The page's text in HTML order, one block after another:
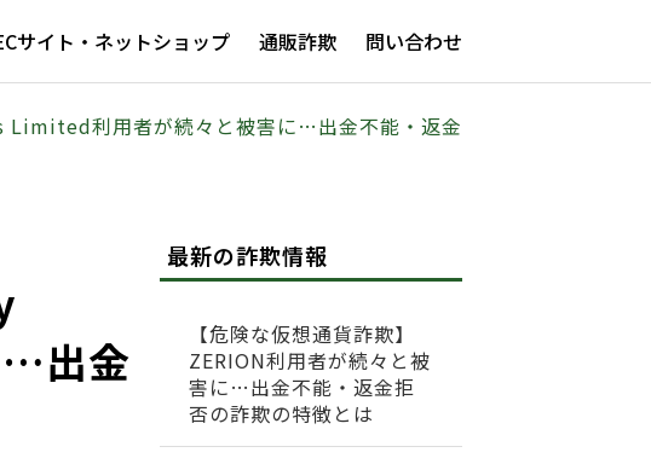
サイト・ネットショップ 通販詐欺 問い合わせ
Limited利用者が続々と被害に…出金不能・返金
出金
最新の詐欺情報
【危険な仮想通貨詐欺】
ZERION利用者が続々と被
害に…出金不能・返金拒
否の詐欺の特徴とは